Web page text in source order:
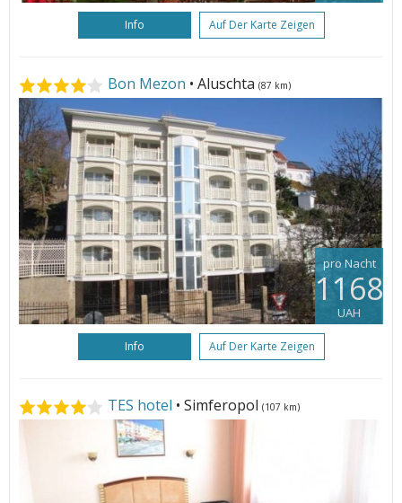
Info Auf Der Karte Zeigen
Bon Mezon • Aluschta (87 km)
pro Nacht
1168
UAH
Info Auf Der Karte Zeigen
TES hotel • Simferopol (107 km)